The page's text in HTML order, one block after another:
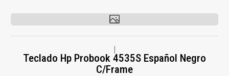
Teclado Hp Probook 4535S Español Negro
C/Frame